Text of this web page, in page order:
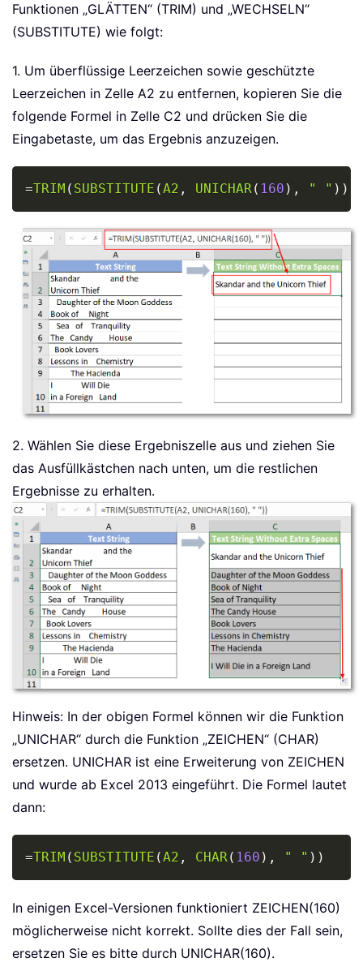
Funktionen „GLÄTTEN“ (TRIM) und „WECHSELN“
(SUBSTITUTE) wie folgt:
1. Um überflüssige Leerzeichen sowie geschützte
Leerzeichen in Zelle A2 zu entfernen, kopieren Sie die
folgende Formel in Zelle C2 und drücken Sie die
Eingabetaste, um das Ergebnis anzuzeigen.
=TRIM ( SUBSTITUTE (A2 , UNICHAR( 160 ) , " " ) )
Copy
2. Wählen Sie diese Ergebniszelle aus und ziehen Sie
das Ausfüllkästchen nach unten, um die restlichen
Ergebnisse zu erhalten.
Hinweis: In der obigen Formel können wir die Funktion
„UNICHAR“ durch die Funktion „ZEICHEN“ (CHAR)
ersetzen. UNICHAR ist eine Erweiterung von ZEICHEN
und wurde ab Excel 2013 eingeführt. Die Formel lautet
dann:
=TRIM ( SUBSTITUTE (A2 , CHAR( 160 ) , " " ) )
Copy
In einigen Excel-Versionen funktioniert ZEICHEN(160)
möglicherweise nicht korrekt. Sollte dies der Fall sein,
ersetzen Sie es bitte durch UNICHAR(160).